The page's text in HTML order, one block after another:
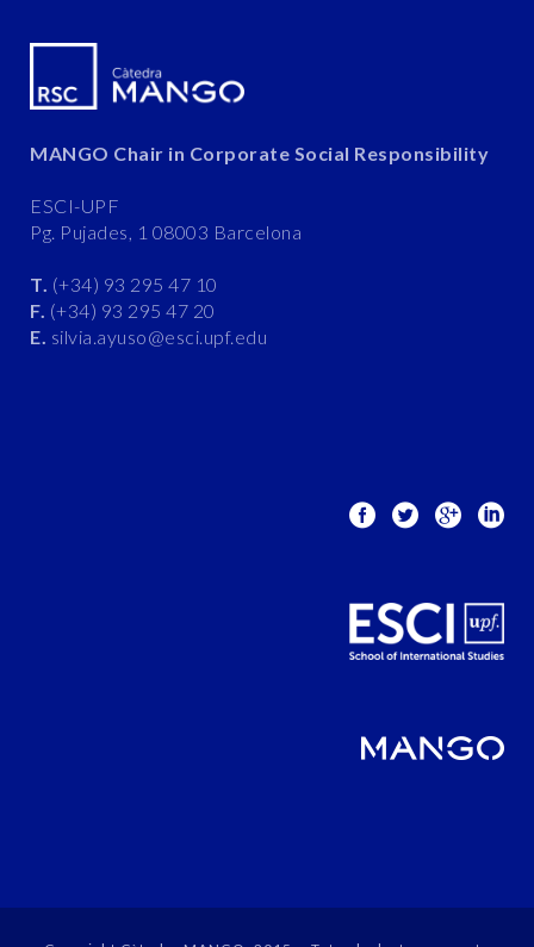
MANGO Chair in Corporate Social Responsibility
ESCI-UPF
Pg. Pujades, 1 08003 Barcelona
T. (+34) 93 295 47 10
F. (+34) 93 295 47 20
E. silvia.ayuso@esci.upf.edu